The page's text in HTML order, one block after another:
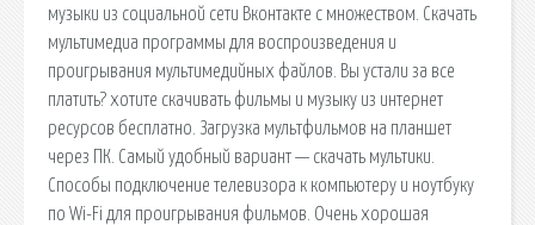
музыки из социальной сети Вконтакте с множеством. Скачать
мультимедиа программы для воспроизведения и
проигрывания мультимедийных файлов. Вы устали за все
платить? хотите скачивать фильмы и музыку из интернет
ресурсов бесплатно. Загрузка мультфильмов на планшет
через ПК. Самый удобный вариант — скачать мультики.
Способы подключение телевизора к компьютеру и ноутбуку
по Wi-Fi для проигрывания фильмов. Очень хорошая